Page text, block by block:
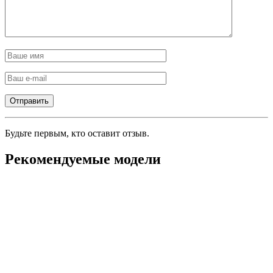
Будьте первым, кто оставит отзыв.
Рекомендуемые модели